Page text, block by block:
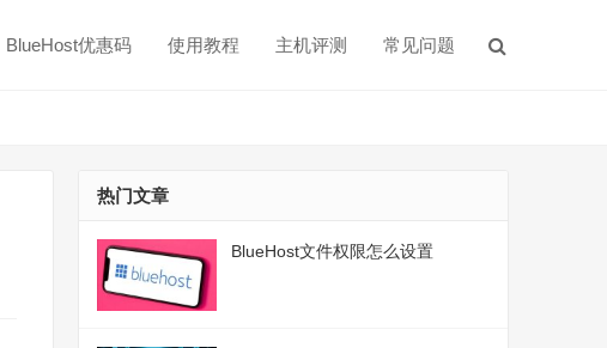
BlueHost优惠码 使用教程 主机评测 常见问题
热门文章
BlueHost文件权限怎么设置